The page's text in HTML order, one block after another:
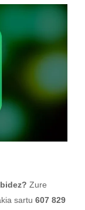
Zure
sartu 607 829